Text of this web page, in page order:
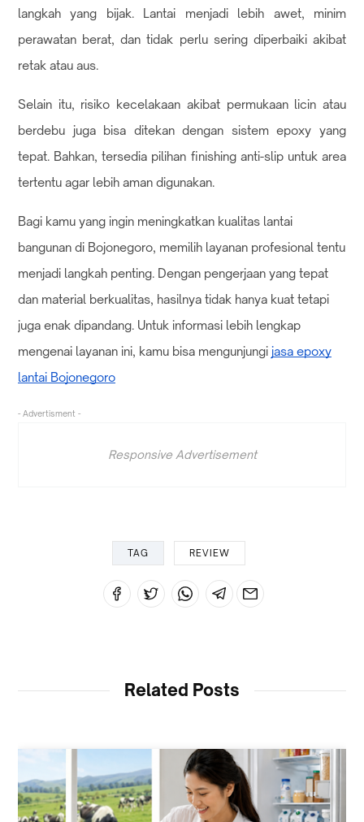
langkah yang bijak. Lantai menjadi lebih awet, minim
perawatan berat, dan tidak perlu sering diperbaiki akibat
retak atau aus.
Selain itu, risiko kecelakaan akibat permukaan licin atau
berdebu juga bisa ditekan dengan sistem epoxy yang
tepat. Bahkan, tersedia pilihan finishing anti-slip untuk area
tertentu agar lebih aman digunakan.
Bagi kamu yang ingin meningkatkan kualitas lantai
bangunan di Bojonegoro, memilih layanan profesional tentu
menjadi langkah penting. Dengan pengerjaan yang tepat
dan material berkualitas, hasilnya tidak hanya kuat tetapi
juga enak dipandang. Untuk informasi lebih lengkap
mengenai layanan ini, kamu bisa mengunjungi jasa epoxy
lantai Bojonegoro
- Advertisment -
Responsive Advertisement
TAG REVIEW
Related Posts